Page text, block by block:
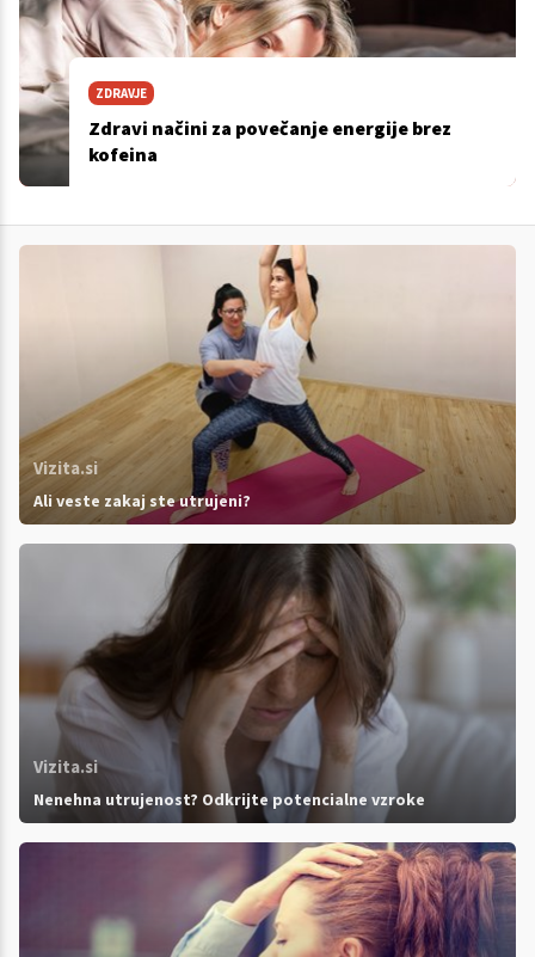
ZDRAVJE
Zdravi načini za povečanje energije brez
kofeina
Vizita.si
Ali veste zakaj ste utrujeni?
Vizita.si
Nenehna utrujenost? Odkrijte potencialne vzroke